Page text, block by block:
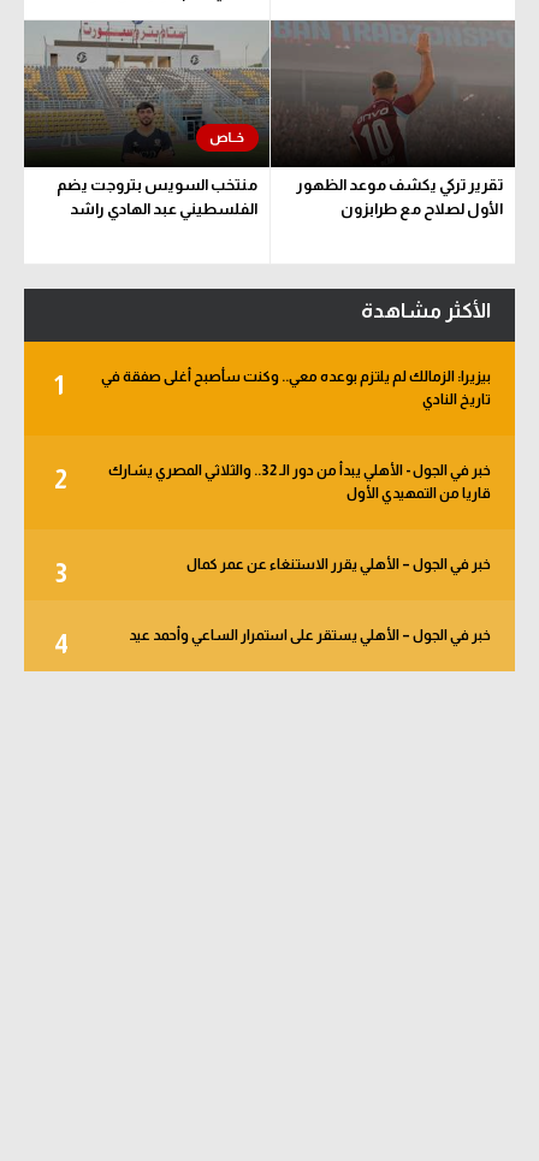
تقرير تركي يكشف موعد الظهور
الأول لصلاح مع طرابزون
منتخب السويس بتروجت يضم
الفلسطيني عبد الهادي راشد
الأكثر مشاهدة
1
بيزيرا: الزمالك لم يلتزم بوعده معي.. وكنت سأصبح أغلى صفقة في
تاريخ النادي
2
خبر في الجول - الأهلي يبدأ من دور الـ 32.. والثلاثي المصري يشارك
قاريا من التمهيدي الأول
3 خبر في الجول – الأهلي يقرر الاستنغاء عن عمر كمال
4 خبر في الجول – الأهلي يستقر على استمرار الساعي وأحمد عيد